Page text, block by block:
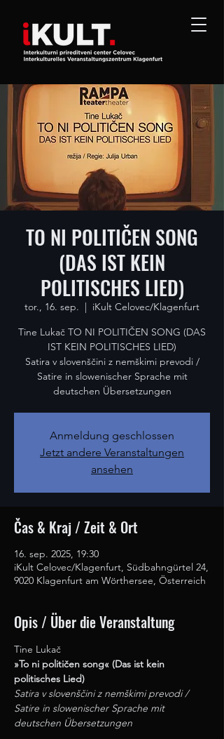
TO NI POLITIČEN SONG
(DAS IST KEIN
POLITISCHES LIED)
tor., 16. sep.
  |
iKult Celovec/Klagenfurt
Tine Lukač TO NI POLITIČEN SONG (DAS
IST KEIN POLITISCHES LIED)
Satira v slovenščini z nemškimi prevodi /
Satire in slowenischer Sprache mit
deutschen Übersetzungen
Anmeldung geschlossen
Jetzt andere Veranstaltungen
ansehen
Čas & Kraj / Zeit & Ort
16. sep. 2025, 19:30
iKult Celovec/Klagenfurt, Südbahngürtel 24,
9020 Klagenfurt am Wörthersee, Österreich
Opis / Über die Veranstaltung
Tine Lukač
»To ni političen song« (Das ist kein
politisches Lied)
Satira v slovenščini z nemškimi prevodi /
Satire in slowenischer Sprache mit
deutschen Übersetzungen